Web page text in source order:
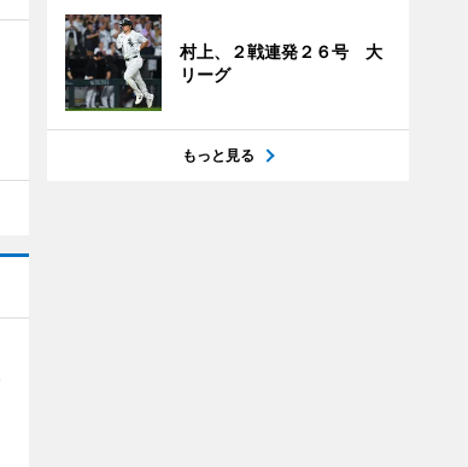
村上、２戦連発２６号 大
リーグ
もっと見る